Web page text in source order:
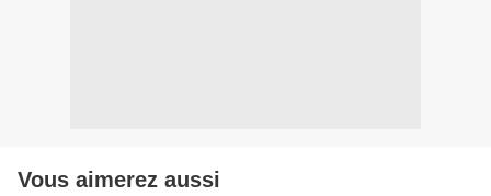
Vous aimerez aussi